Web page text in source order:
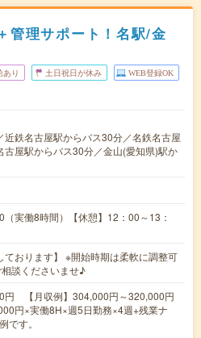
管理サポート！名駅/金
あり 土日祝日が休み WEB登録OK
近鉄名古屋駅からバス30分／名鉄名古屋
古屋駅からバス30分／金山(愛知県)駅か
（実働8時間）【休憩】12：00～13：
ております】 ※開始時期は柔軟に調整可
談くださいませ♪
円 【月収例】304,000円～320,000円
円×実働8H×週5日勤務×4週+残業ナ
す。